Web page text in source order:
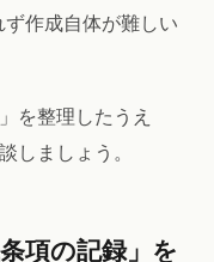
作成自体が難しい
を整理したうえ
しましょう。
項の記録」を